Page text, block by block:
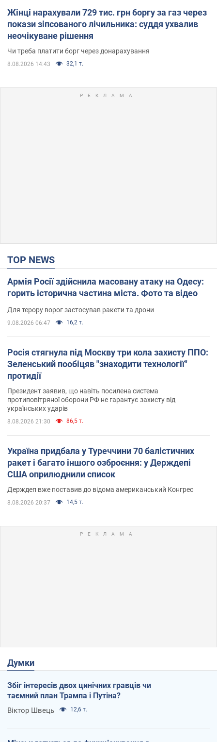
Жінці нарахували 729 тис. грн боргу за газ через
покази зіпсованого лічильника: суддя ухвалив
неочікуване рішення
Чи треба платити борг через донарахування
8.08.2026 14:43 32,1 т.
TOP NEWS
Армія Росії здійснила масовану атаку на Одесу:
горить історична частина міста. Фото та відео
Для терору ворог застосував ракети та дрони
9.08.2026 06:47 16,2 т.
Росія стягнула під Москву три кола захисту ППО:
Зеленський пообіцяв "знаходити технології"
протидії
Президент заявив, що навіть посилена система
протиповітряної оборони РФ не гарантує захисту від
українських ударів
8.08.2026 21:30 86,5 т.
Україна придбала у Туреччини 70 балістичних
ракет і багато іншого озброєння: у Держдепі
США оприлюднили список
Держдеп вже поставив до відома американський Конгрес
8.08.2026 20:37 14,5 т.
Думки
Збіг інтересів двох цинічних гравців чи
таємний план Трампа і Путіна?
Віктор Швець 12,6 т.